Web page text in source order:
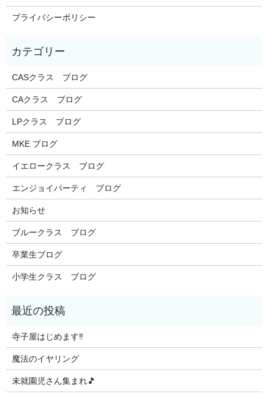
プライバシーポリシー
CASクラス ブログ
CAクラス ブログ
LPクラス ブログ
MKE ブログ
イエロークラス ブログ
エンジョイパーティ ブログ
お知らせ
ブルークラス ブログ
卒業生ブログ
小学生クラス ブログ
寺子屋はじめます‼️
魔法のイヤリング
未就園児さん集まれ🎵